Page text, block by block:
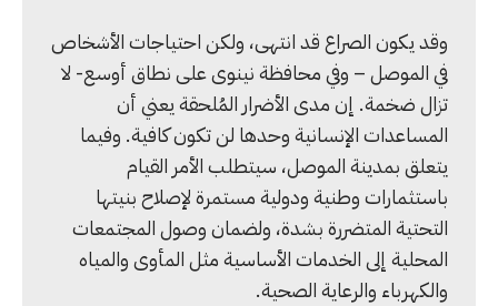
وقد يكون الصراع قد انتهى، ولكن احتياجات الأشخاص
في الموصل – وفي محافظة نينوى على نطاق أوسع- لا
تزال ضخمة. إن مدى الأضرار المُلحقة يعني أن
المساعدات الإنسانية وحدها لن تكون كافية. وفيما
يتعلق بمدينة الموصل، سيتطلب الأمر القيام
باستثمارات وطنية ودولية مستمرة لإصلاح بنيتها
التحتية المتضررة بشدة، ولضمان وصول المجتمعات
المحلية إلى الخدمات الأساسية مثل المأوى والمياه
والكهرباء والرعاية الصحية.